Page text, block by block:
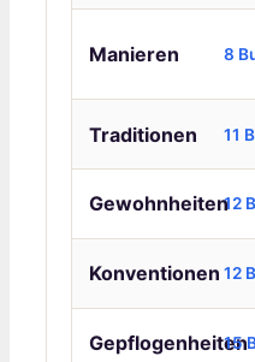
Manieren 8
Traditionen 11
Gewohnheiten12
Konventionen 12
Gepflogenheiten
15